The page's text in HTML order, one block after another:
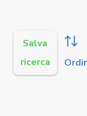
Salva
ricerca